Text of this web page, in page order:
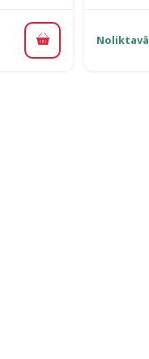
Pievienot grozam
Noliktavā